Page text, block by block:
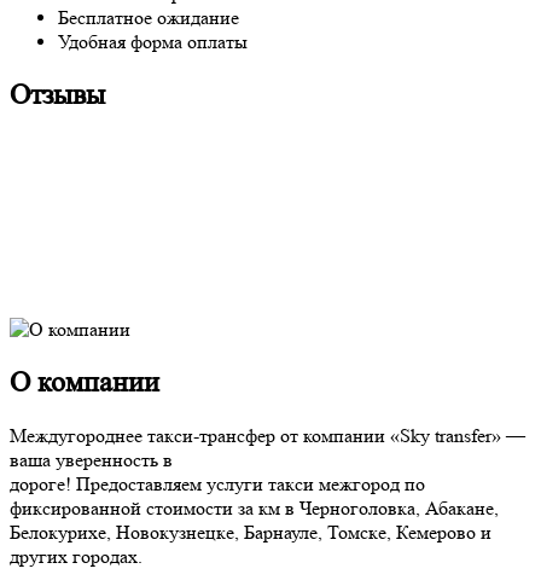
Бесплатное ожидание
Удобная форма оплаты
Отзывы
О компании
Междугороднее такси-трансфер от компании «Sky transfer» —
ваша уверенность в
дороге! Предоставляем услуги такси межгород по
фиксированной стоимости за км в Черноголовка, Абакане,
Белокурихе, Новокузнецке, Барнауле, Томске, Кемерово и
других городах.